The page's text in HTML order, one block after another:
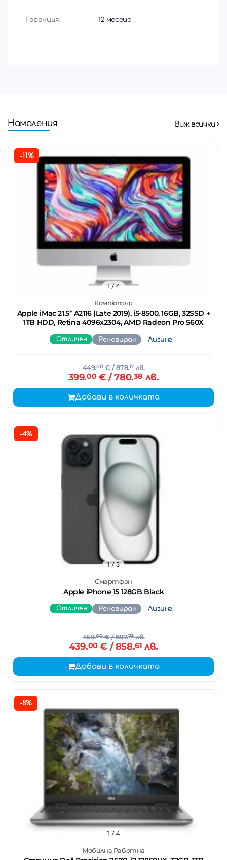
Гаранция: 12 месеца
Намаления Виж всички
-11%
Компютър
Apple iMac 21.5’’ A2116 (Late 2019), i5-8500, 16GB, 32SSD +
1TB HDD, Retina 4096x2304, AMD Radeon Pro 560X
1 / 4
Отличен Реновиран Лизинг
449.00€/ 878.17лв.
399.00€ / 780.38 лв.
Добави в количката
-4%
Смартфон
Apple iPhone 15 128GB Black
1/ 3
Отличен Реновиран Лизинг
459.00€/ 897.73лв.
439.00€ / 858.61 лв.
Добави в количката
-8%
Мобилна Работна
1 / 4